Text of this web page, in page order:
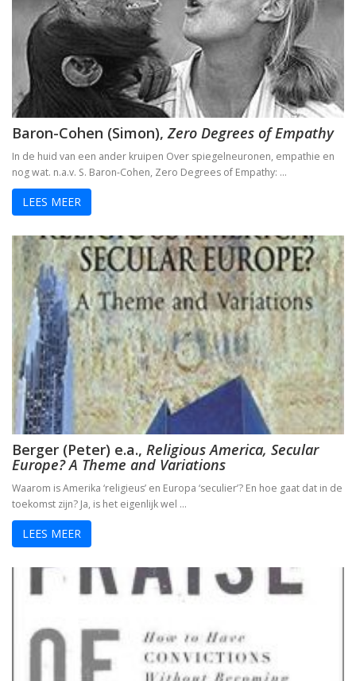
Baron-Cohen (Simon),Zero Degrees of Empathy
In de huid van een ander kruipen Over spiegelneuronen, empathie en
nog wat. n.a.v. S. Baron-Cohen, Zero Degrees of Empathy: …
LEES MEER
Berger (Peter) e.a., Religious America, Secular
Europe? A Theme and Variations
Waarom is Amerika ‘religieus’ en Europa ‘seculier’? En hoe gaat dat in de
toekomst zijn? Ja, is het eigenlijk wel …
LEES MEER